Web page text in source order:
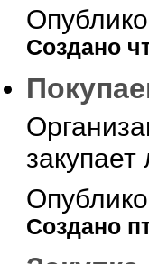
Создано
Создано